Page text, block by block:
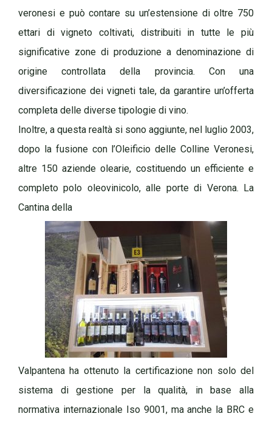
veronesi e può contare su un’estensione di oltre 750
ettari di vigneto coltivati, distribuiti in tutte le più
significative zone di produzione a denominazione di
origine controllata della provincia. Con una
diversificazione dei vigneti tale, da garantire un’offerta
completa delle diverse tipologie di vino.
Inoltre, a questa realtà si sono aggiunte, nel luglio 2003,
dopo la fusione con l’Oleificio delle Colline Veronesi,
altre 150 aziende olearie, costituendo un efficiente e
completo polo oleovinicolo, alle porte di Verona. La
Cantina della
Valpantena ha ottenuto la certificazione non solo del
sistema di gestione per la qualità, in base alla
normativa internazionale Iso 9001, ma anche la BRC e